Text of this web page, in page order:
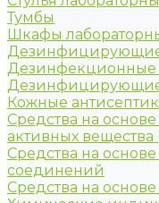
Тумбы
Шкафы
Дезинфицирующие
Дезинфекционные
Дезинфицирующие
Кожные
Средства на
активных
Средства на
соединений
Средства на